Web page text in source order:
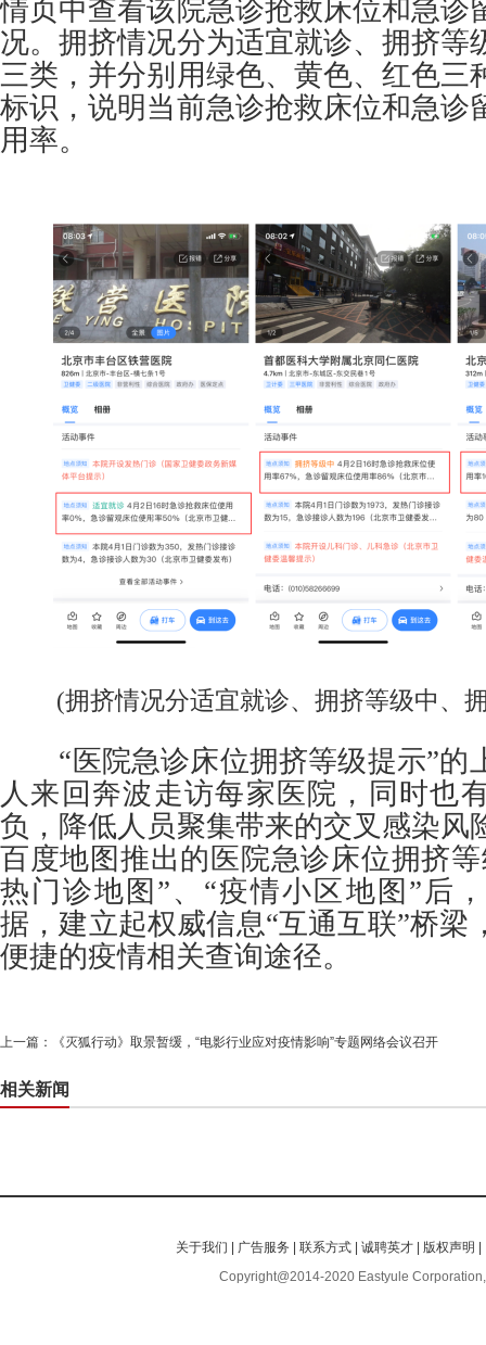
情页中查看该院急诊抢救床位和急诊
况。拥挤情况分为适宜就诊、拥挤等
三类，并分别用绿色、黄色、红色三
标识，说明当前急诊抢救床位和急诊
用率。
(拥挤情况分适宜就诊、拥挤等级中、
“医院急诊床位拥挤等级提示”的
人来回奔波走访每家医院，同时也
负，降低人员聚集带来的交叉感染风
百度地图推出的医院急诊床位拥挤
热门诊地图”、“疫情小区地图”后
据，建立起权威信息“互通互联”桥梁
便捷的疫情相关查询途径。
上一篇： 《灭狐行动》取景暂缓，“电影行业应对疫情影响”专题网络会议召开
相关新闻
关于我们 广告服务 |联系方式 |诚聘英才 版权声明
Copyright@2014-2020 Eastyule